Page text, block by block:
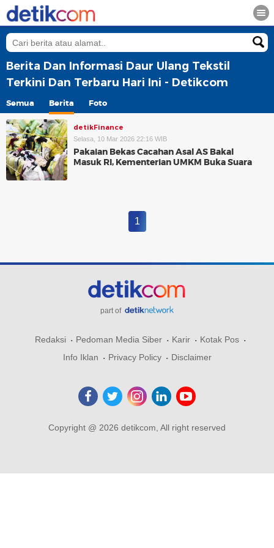
Berita Dan Informasi Daur Ulang Tekstil
Terkini Dan Terbaru Hari Ini - Detikcom
Semua Berita Foto
detikFinance
Selasa, 10 Mar 2026 22:16 WIB
Pakaian Bekas Cacahan Asal AS Bakal
Masuk RI, Kementerian UMKM Buka Suara
1
part of
Redaksi Pedoman Media Siber Karir
Kotak Pos
Info Iklan
Privacy Policy Disclaimer
Copyright @ 2026 detikcom, All right reserved